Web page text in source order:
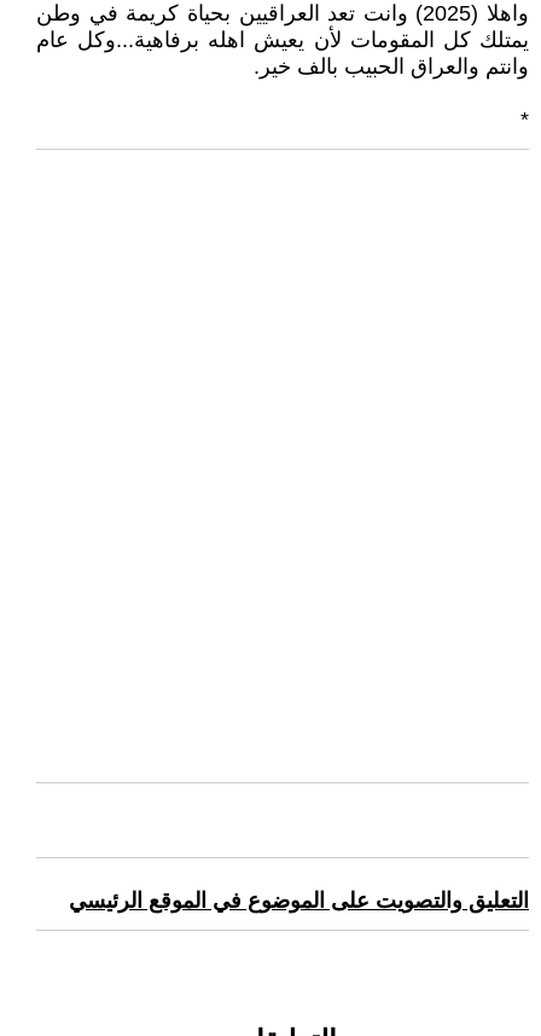
واهلا (2025) وانت تعد العراقيين بحياة كريمة في وطن
يمتلك كل المقومات لأن يعيش اهله برفاهية...وكل عام
وانتم والعراق الحبيب بالف خير.
*
التعليق والتصويت على الموضوع في الموقع الرئيسي